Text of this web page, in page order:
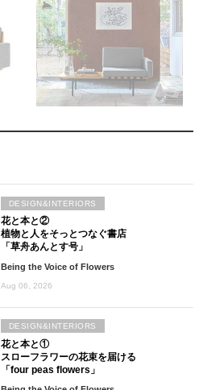
花と本と②
植物と人をそっとつなぐ書店
「草舟あんとす号」
Being the Voice of Flowers
Aug 06, 2026
DESIGN&INTERIORS
花と本と①
スローフラワーの花束を届ける
「four peas flowers」
DESIGN&INTERIORS